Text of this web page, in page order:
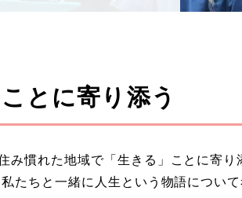
とに寄り添う
み慣れた地域で「生きる」ことに寄
たちと一緒に人生という物語について